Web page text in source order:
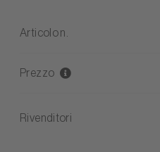
Articolo n.
Prezzo
Rivenditori